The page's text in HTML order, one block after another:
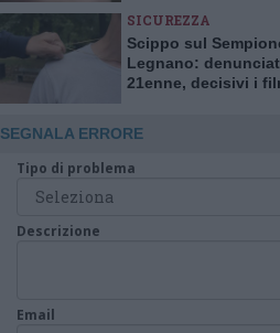
SICUREZZA
Scippo sul
Legnano:
21enne, decisivi i
SEGNALA ERRORE
Tipo di problema
Descrizione
Email